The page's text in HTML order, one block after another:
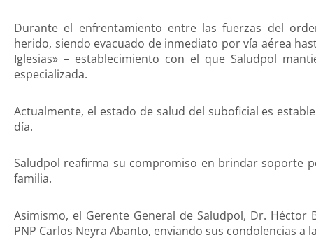
Durante el enfrentamiento entre las fuerzas del
herido, siendo evacuado de inmediato por vía aérea
Iglesias» – establecimiento con el que Saludpol
especializada.
Actualmente, el estado de salud del suboficial es
día.
Saludpol reafirma su compromiso en brindar soporte
familia.
Asimismo, el Gerente General de Saludpol, Dr.
PNP Carlos Neyra Abanto, enviando sus condolencias a